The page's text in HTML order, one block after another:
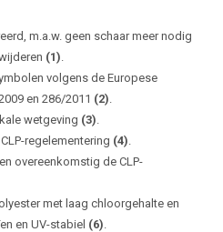
m.a.w. geen schaar meer nodig
(1).
volgens de Europese
en 286/2011 (2).
wetgeving (3).
regelementering (4).
overeenkomstig de CLP-
met laag chloorgehalte en
en UV-stabiel (6).